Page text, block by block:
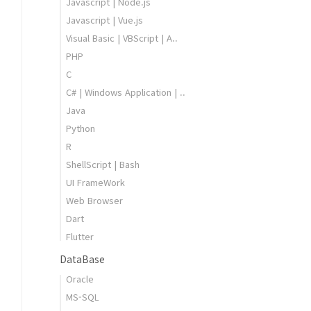
Javascript | Vue.js
Visual Basic | VBScript | A..
PHP
C
C# | Windows Application | ..
Java
Python
R
ShellScript | Bash
UI FrameWork
Web Browser
Dart
Flutter
DataBase
Oracle
MS-SQL